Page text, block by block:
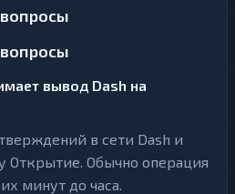
вывод Dash на
в сети Dash и
Открытие. Обычно операция
минут до часа.